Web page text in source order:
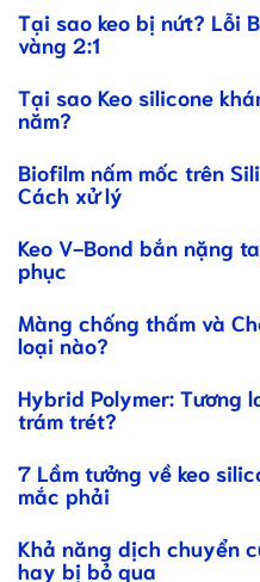
Tại sao keo bị nứt? Lỗi
vàng 2:1
Tại sao Keo silicone
năm?
Biofilm nấm mốc trên
Cách xử lý
Keo V-Bond bắn nặng
phục
Màng chống thấm và
loại nào?
Hybrid Polymer: Tương
trám trét?
7 Lầm tưởng về keo
mắc phải
Khả năng dịch chuyển
hay bị bỏ qua